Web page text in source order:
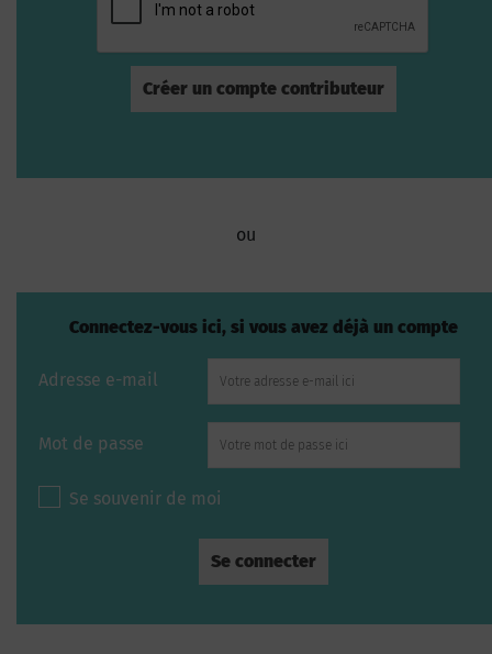
ou
Connectez-vous ici, si vous avez déjà un compte
Adresse e-mail
Mot de passe
Se souvenir de moi